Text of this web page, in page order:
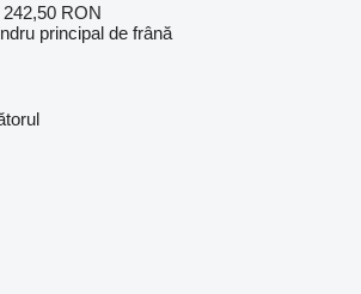
242,50 RON
principal de frână